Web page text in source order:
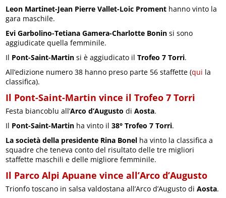
Leon Martinet-Jean Pierre Vallet-Loic Proment hanno vinto la
gara maschile.
Evi Garbolino-Tetiana Gamera-Charlotte Bonin si sono
aggiudicate quella femminile.
Il Pont-Saint-Martin si è aggiudicato ilTrofeo 7 Torri.
All’edizione numero 38 hanno preso parte 56 staffette (qui la
classifica).
Il Pont-Saint-Martin vince il Trofeo 7 Torri
Festa biancoblu all’Arco d’Augusto diAosta.
Il Pont-Saint-Martin ha vinto il38° Trofeo 7 Torri.
La società della presidente Rina Bonel ha vinto la classifica a
squadre che teneva conto del risultato delle tre migliori
staffette maschili e delle migliore femminile.
Il Parco Alpi Apuane vince all’Arco d’Augusto
Trionfo toscano in salsa valdostana all’Arco d’Augusto diAosta.